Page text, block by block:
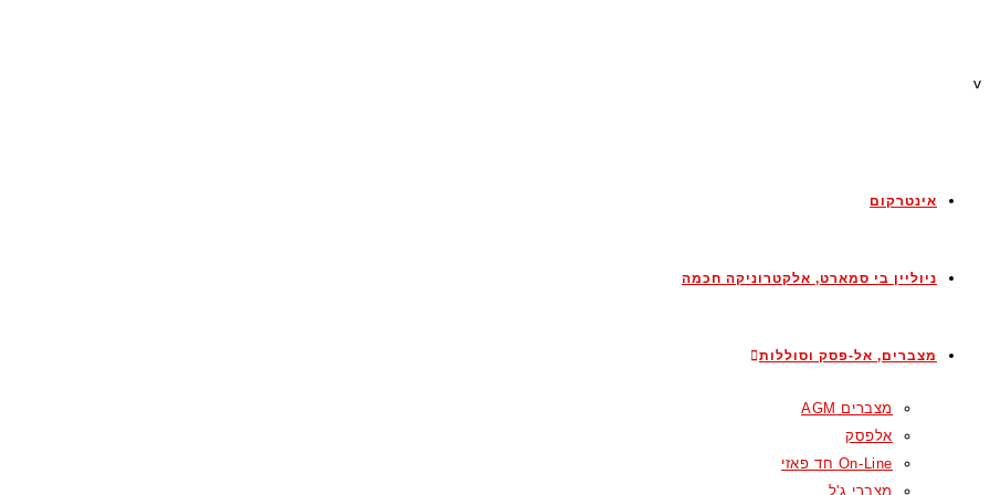
v
אינטרקום
ניוליין בי סמארט, אלקטרוניקה חכמה
מצברים, אל-פסק וסוללות
מצברים AGM
אלפסק
On-Line חד פאזי
מצברי ג'ל